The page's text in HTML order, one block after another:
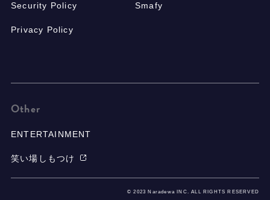
Security Policy
Privacy Policy
Smafy
Other
ENTERTAINMENT
笑い場しもつけ
© 2023 Naradewa INC. ALL RIGHTS RESERVED